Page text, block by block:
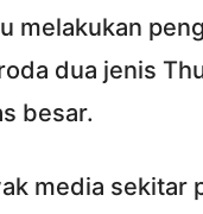
melakukan
dua jenis
besar.
media sekitar